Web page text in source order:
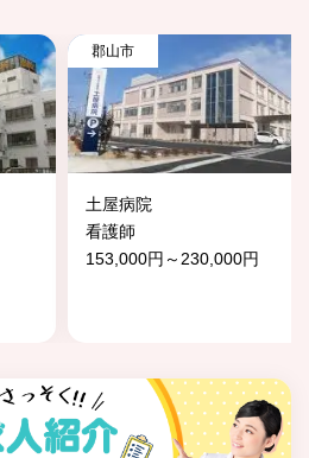
郡山市
土屋病院
看護師
153,000円～230,000円